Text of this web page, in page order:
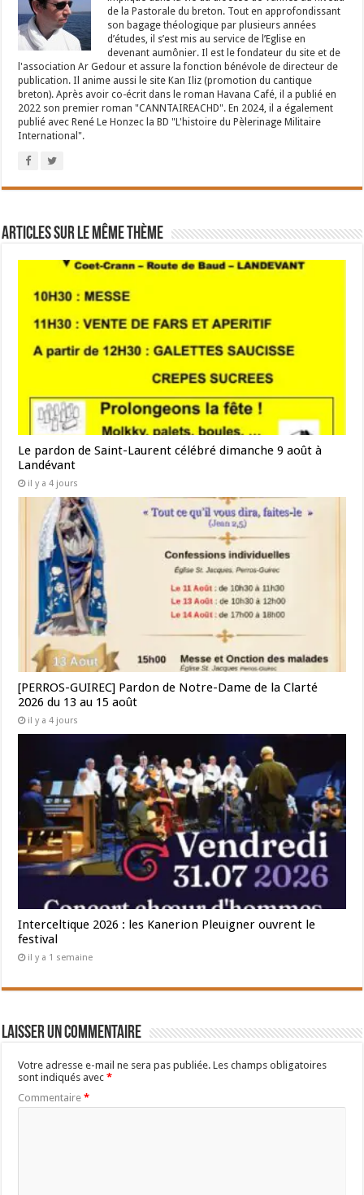
de la Pastorale du breton. Tout en approfondissant
son bagage théologique par plusieurs années
d’études, il s’est mis au service de l’Eglise en
devenant aumônier. Il est le fondateur du site et de
l'association Ar Gedour et assure la fonction bénévole de directeur de
publication. Il anime aussi le site Kan Iliz (promotion du cantique
breton). Après avoir co-écrit dans le roman Havana Café, il a publié en
2022 son premier roman "CANNTAIREACHD". En 2024, il a également
publié avec René Le Honzec la BD "L'histoire du Pèlerinage Militaire
International".
Articles sur le même thème
Le pardon de Saint-Laurent célébré dimanche 9 août à
Landévant
il y a 4 jours
[PERROS-GUIREC] Pardon de Notre-Dame de la Clarté
2026 du 13 au 15 août
il y a 4 jours
Interceltique 2026 : les Kanerion Pleuigner ouvrent le
festival
il y a 1 semaine
Laisser un commentaire
Votre adresse e-mail ne sera pas publiée. Les champs obligatoires
sont indiqués avec*
Commentaire*